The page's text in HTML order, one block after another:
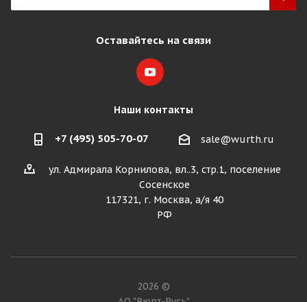
Оставайтесь на связи
Наши контакты
+7 (495) 505-70-07 sale@wurth.ru
ул. Адмирала Корнилова, вл..3, стр.1, поселение
Сосенское
117321, г. Москва, а/я 40
РФ
2026 ©